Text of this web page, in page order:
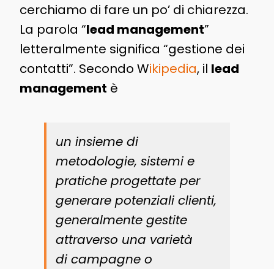
cerchiamo di fare un po’ di chiarezza.
La parola “lead management”
letteralmente significa “gestione dei
contatti”. Secondo Wikipedia, il lead
management è
un insieme di
metodologie, sistemi e
pratiche progettate per
generare potenziali clienti,
generalmente gestite
attraverso una varietà
di campagne o